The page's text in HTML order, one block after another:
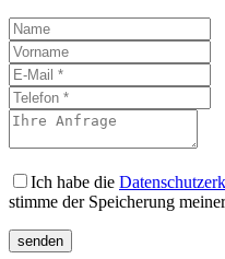
Ich habe die
stimme der Speicherung